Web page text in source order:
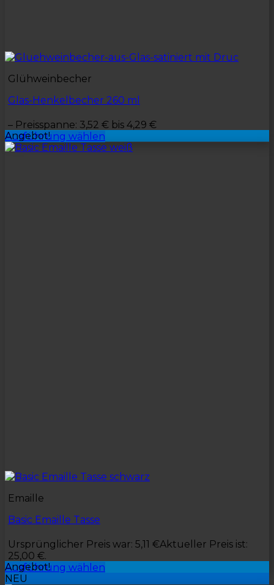
Glühweinbecher
Glas-Henkelbecher 260 ml
– Preisspanne: 3,52 € bis 4,29 €
Ausführung wählen
Angebot!
Emaille
Basic Emaille Tasse
Ursprünglicher Preis war: 5,11 €Aktueller Preis ist:
25,00 €.
Ausführung wählen
Angebot!
NEU